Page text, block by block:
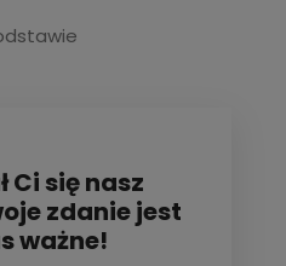
Ci się nasz
zdanie jest
ważne!